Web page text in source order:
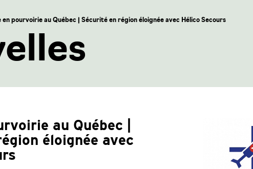
en pourvoirie au Québec | Sécurité en région éloignée avec Hélico Secours
au Québec |
éloignée avec